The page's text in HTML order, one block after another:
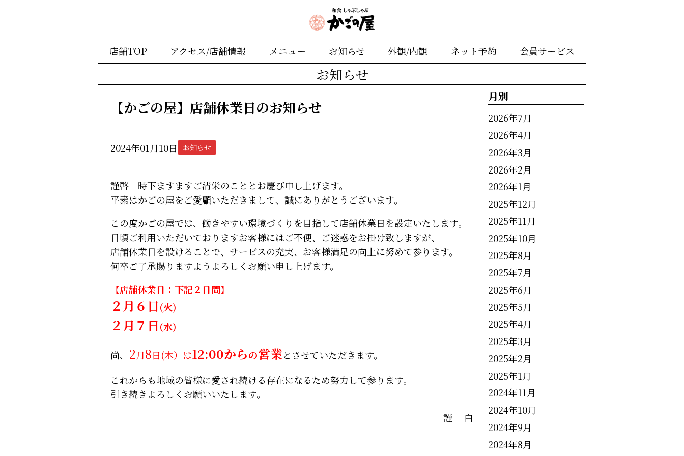
店舗TOP アクセス/店舗情報 メニュー お知らせ 外観/内観 ネット予約 会員サービス
お知らせ
【かごの屋】店舗休業日のお知らせ
2024年01月10日 お知らせ
謹啓 時下ますますご清栄のこととお慶び申し上げます。
平素はかごの屋をご愛顧いただきまして、誠にありがとうございます。
この度かごの屋では、働きやすい環境づくりを目指して店舗休業日を設定いたします。
日頃ご利用いただいておりますお客様にはご不便、ご迷惑をお掛け致しますが、
店舗休業日を設けることで、サービスの充実、お客様満足の向上に努めて参ります。
何卒ご了承賜りますようよろしくお願い申し上げます。
【店舗休業日：下記２日間】
２月６日(火)
２月７日(水)
尚、 2月8日(木）は12:00からの営業とさせていただきます。
これからも地域の皆様に愛され続ける存在になるため努力して参ります。
引き続きよろしくお願いいたします。
謹 白
月別
2026年7月
2026年4月
2026年3月
2026年2月
2026年1月
2025年12月
2025年11月
2025年10月
2025年8月
2025年7月
2025年6月
2025年5月
2025年4月
2025年3月
2025年2月
2025年1月
2024年11月
2024年10月
2024年9月
2024年8月